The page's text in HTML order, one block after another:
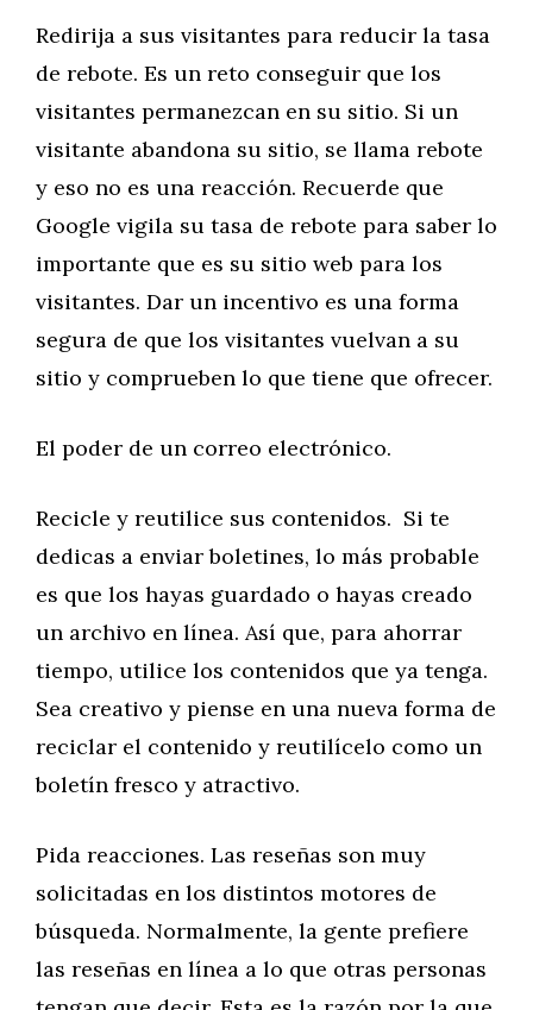
Redirija a sus visitantes para reducir la tasa
de rebote. Es un reto conseguir que los
visitantes permanezcan en su sitio. Si un
visitante abandona su sitio, se llama rebote
y eso no es una reacción. Recuerde que
Google vigila su tasa de rebote para saber lo
importante que es su sitio web para los
visitantes. Dar un incentivo es una forma
segura de que los visitantes vuelvan a su
sitio y comprueben lo que tiene que ofrecer.
El poder de un correo electrónico.
Recicle y reutilice sus contenidos. Si te
dedicas a enviar boletines, lo más probable
es que los hayas guardado o hayas creado
un archivo en línea. Así que, para ahorrar
tiempo, utilice los contenidos que ya tenga.
Sea creativo y piense en una nueva forma de
reciclar el contenido y reutilícelo como un
boletín fresco y atractivo.
Pida reacciones. Las reseñas son muy
solicitadas en los distintos motores de
búsqueda. Normalmente, la gente prefiere
las reseñas en línea a lo que otras personas